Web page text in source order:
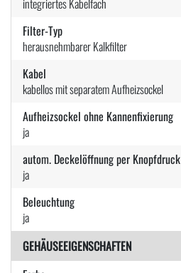
integriertes Kabelfach
Filter-Typ
herausnehmbarer Kalkfilter
Kabel
kabellos mit separatem Aufheizsockel
Aufheizsockel ohne Kannenfixierung
ja
autom. Deckelöffnung per Knopfdruck
ja
Beleuchtung
ja
GEHÄUSEEIGENSCHAFTEN